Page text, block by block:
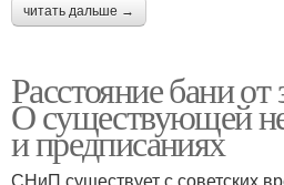
читать дальше →
Расстояние бани от
О существующей
и предписаниях
СНиП существует с советских